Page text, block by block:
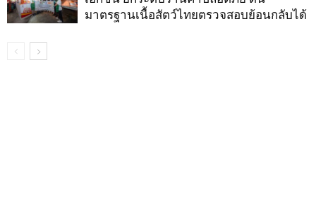
มาตรฐานเนื้อสัตว์ไทยตรวจสอบย้อนกลับได้